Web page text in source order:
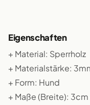
Eigenschaften
+ Material: Sperrholz
+ Materialstärke:
+ Form: Hund
+ Maße (Breite):